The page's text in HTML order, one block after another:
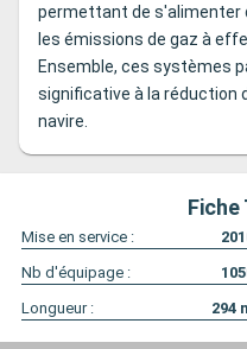
permettant de s'alimenter
les émissions de gaz à
Ensemble, ces systèmes
significative à la réduction
navire.
Fiche
Mise en service :
Nb d'équipage :
Longueur :
294